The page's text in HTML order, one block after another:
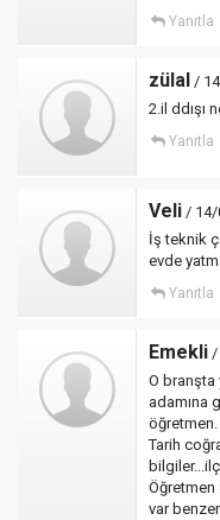
Yanıtla
zülal /
2.il ddışı
Yanıtla
Veli / 14/
İş teknik
evde
Yanıtla
Emekli /
O branşta
adamına
öğretmen.
Tarih
Öğretmen
var